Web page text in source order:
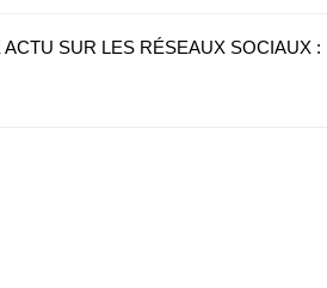
ACTU SUR LES RÉSEAUX SOCIAUX :